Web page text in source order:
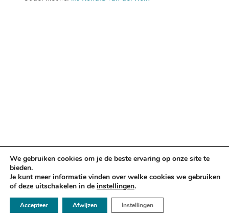
✉ info@argusadvocaten.nl
We gebruiken cookies om je de beste ervaring op onze site te
bieden.
Je kunt meer informatie vinden over welke cookies we gebruiken
of deze uitschakelen in de instellingen.
Accepteer Afwijzen Instellingen